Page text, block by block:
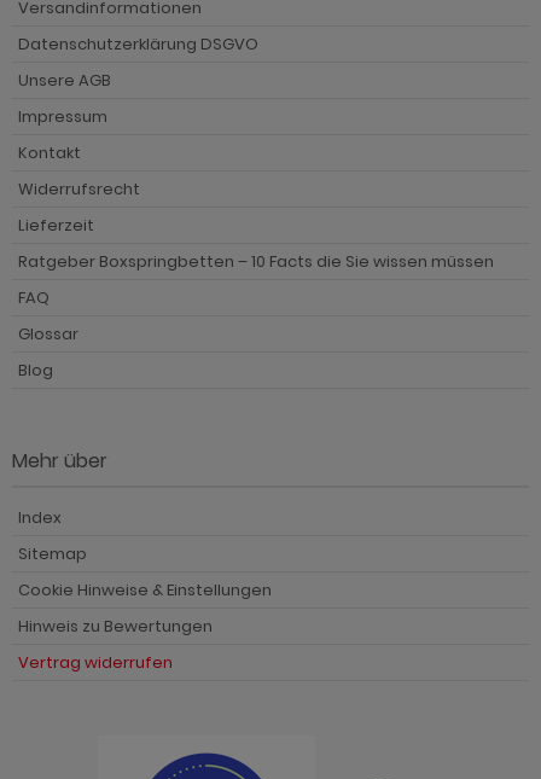
Versandinformationen
Datenschutzerklärung DSGVO
Unsere AGB
Impressum
Kontakt
Widerrufsrecht
Lieferzeit
Ratgeber Boxspringbetten – 10 Facts die Sie wissen müssen
FAQ
Glossar
Blog
Mehr über
Index
Sitemap
Cookie Hinweise & Einstellungen
Hinweis zu Bewertungen
Vertrag widerrufen
Vestland
Ward
Stream
Sumatra
Synnax
Timber
Tyler
Ward